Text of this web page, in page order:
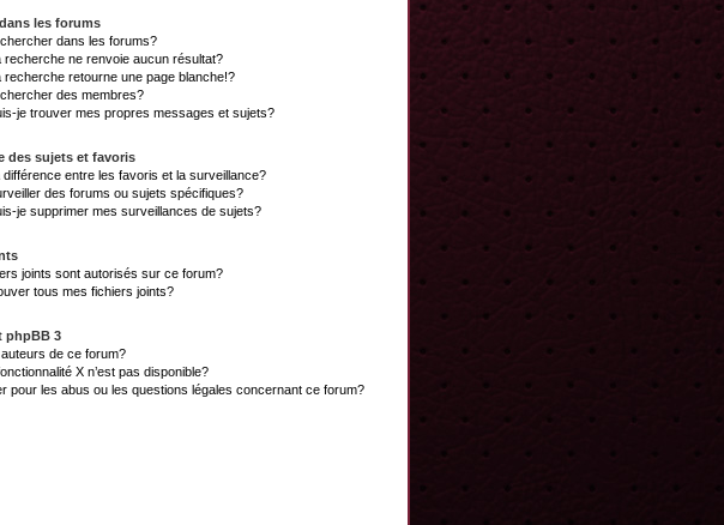
les forums
dans les forums?
recherche ne renvoie aucun résultat?
recherche retourne une page blanche!?
des membres?
je trouver mes propres messages et sujets?
des sujets et favoris
différence entre les favoris et la surveillance?
des forums ou sujets spécifiques?
je supprimer mes surveillances de sujets?
joints sont autorisés sur ce forum?
tous mes fichiers joints?
phpBB 3
de ce forum?
X n’est pas disponible?
pour les abus ou les questions légales concernant ce forum?